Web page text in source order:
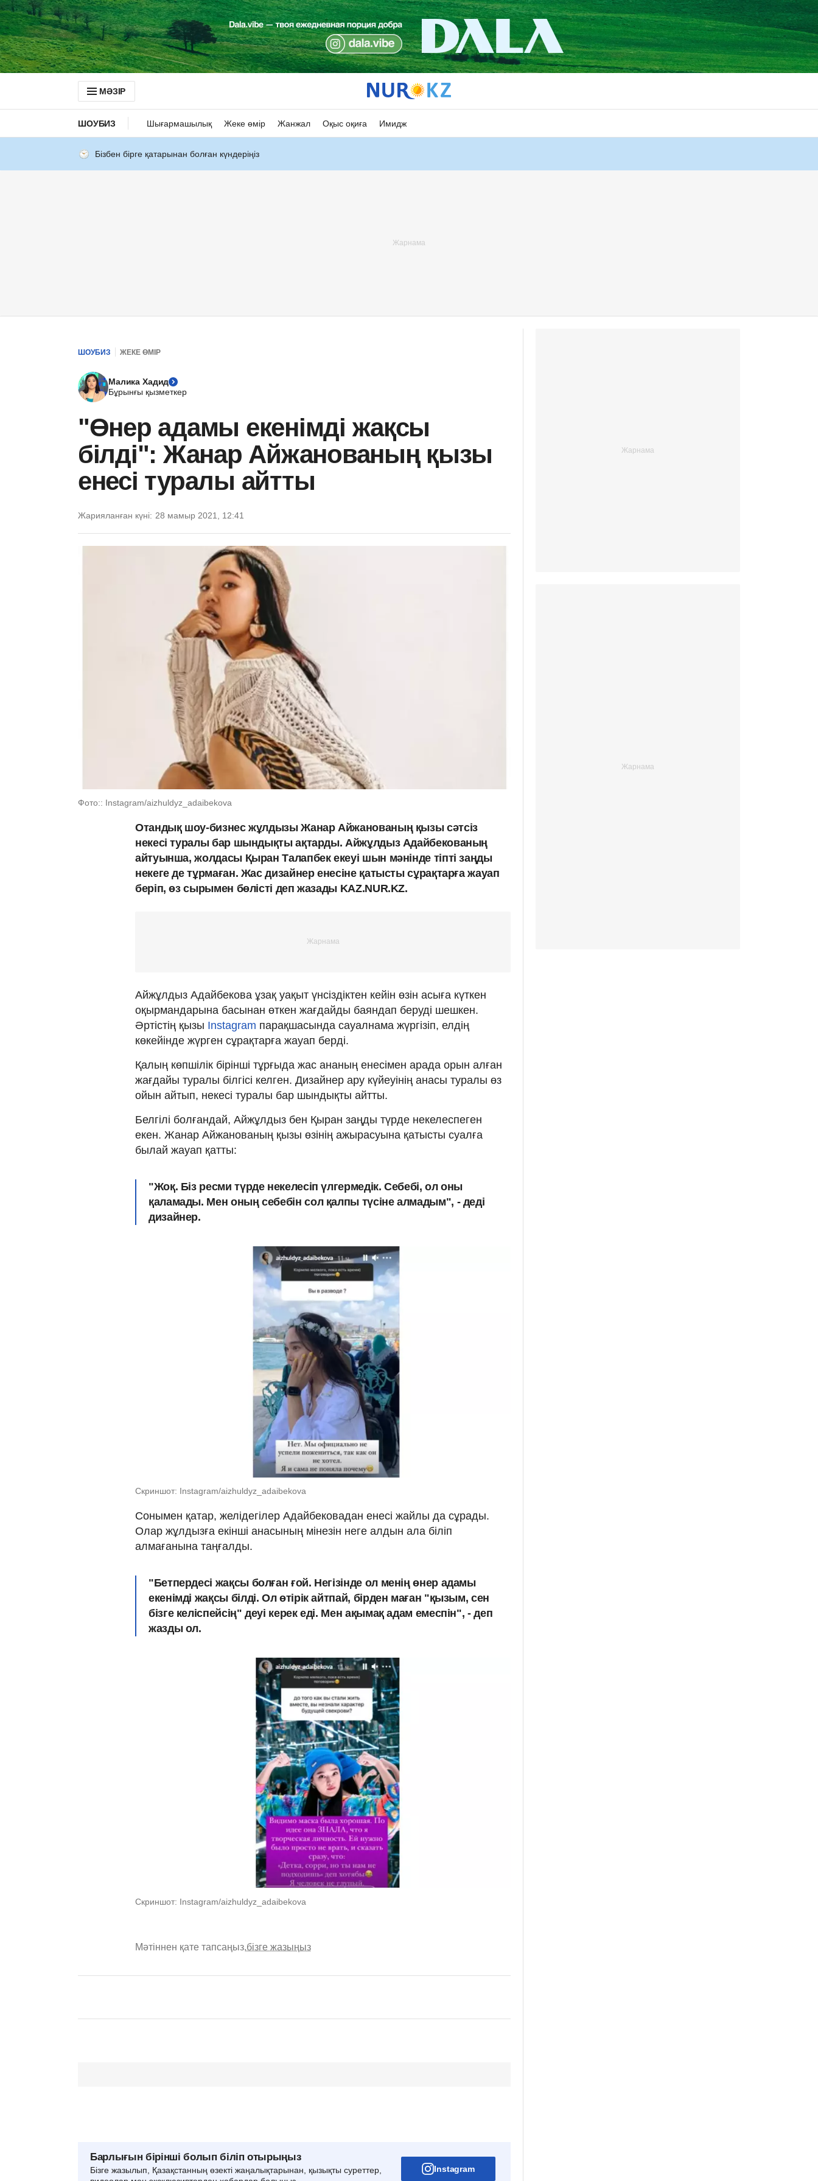
МӘЗІР
ШОУБИЗ Шығармашылық Жеке өмір Жанжал Оқыс оқиға Имидж
Бізбен бірге қатарынан болған күндеріңіз
ШОУБИЗ ЖЕКЕ ӨМІР
Малика Хадид
Бұрынғы қызметкер
"Өнер адамы екенімді жақсы
білді": Жанар Айжанованың қызы
енесі туралы айтты
Жарияланған күні: 28 мамыр 2021, 12:41
Фото:: Instagram/aizhuldyz_adaibekova
Отандық шоу-бизнес жұлдызы Жанар Айжанованың қызы сәтсіз
некесі туралы бар шындықты ақтарды. Айжұлдыз Адайбекованың
айтуынша, жолдасы Қыран Талапбек екеуі шын мәнінде тіпті заңды
некеге де тұрмаған. Жас дизайнер енесіне қатысты сұрақтарға жауап
беріп, өз сырымен бөлісті деп жазады KAZ.NUR.KZ.
Айжұлдыз Адайбекова ұзақ уақыт үнсіздіктен кейін өзін асыға күткен
оқырмандарына басынан өткен жағдайды баяндап беруді шешкен.
Әртістің қызы Instagram парақшасында сауалнама жүргізіп, елдің
көкейінде жүрген сұрақтарға жауап берді.
Қалың көпшілік бірінші тұрғыда жас ананың енесімен арада орын алған
жағдайы туралы білгісі келген. Дизайнер ару күйеуінің анасы туралы өз
ойын айтып, некесі туралы бар шындықты айтты.
Белгілі болғандай, Айжұлдыз бен Қыран заңды түрде некелеспеген
екен. Жанар Айжанованың қызы өзінің ажырасуына қатысты суалға
былай жауап қатты:
"Жоқ. Біз ресми түрде некелесіп үлгермедік. Себебі, ол оны
қаламады. Мен оның себебін сол қалпы түсіне алмадым", - деді
дизайнер.
Скриншот: Instagram/aizhuldyz_adaibekova
Сонымен қатар, желідегілер Адайбековадан енесі жайлы да сұрады.
Олар жұлдызға екінші анасының мінезін неге алдын ала біліп
алмағанына таңғалды.
"Бетпердесі жақсы болған ғой. Негізінде ол менің өнер адамы
екенімді жақсы білді. Ол өтірік айтпай, бірден маған "қызым, сен
бізге келіспейсің" деуі керек еді. Мен ақымақ адам емеспін", - деп
жазды ол.
Скриншот: Instagram/aizhuldyz_adaibekova
Мәтіннен қате тапсаңыз,бізге жазыңыз
Барлығын бірінші болып біліп отырыңыз
Бізге жазылып, Қазақстанның өзекті жаңалықтарынан, қызықты суреттер,
Instagram